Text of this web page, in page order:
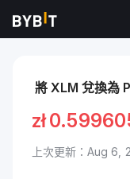
市場 Stellar 價格 XLM
將 XLM 兌換為
zł
上次更新：Aug